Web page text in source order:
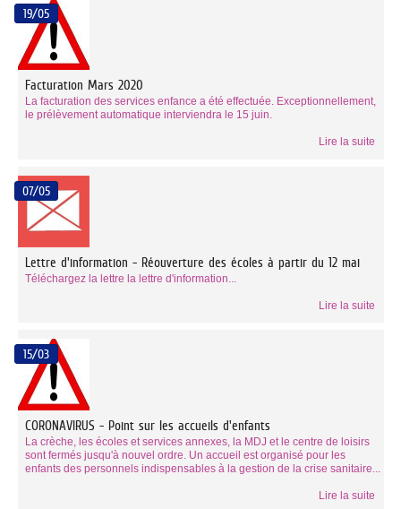
19/05
Facturation Mars 2020
La facturation des services enfance a été effectuée. Exceptionnellement,
le prélèvement automatique interviendra le 15 juin.
Lire la suite
07/05
Lettre d'information - Réouverture des écoles à partir du 12 mai
Téléchargez la lettre la lettre d'information...
Lire la suite
15/03
CORONAVIRUS - Point sur les accueils d'enfants
La crèche, les écoles et services annexes, la MDJ et le centre de loisirs
sont fermés jusqu'à nouvel ordre. Un accueil est organisé pour les
enfants des personnels indispensables à la gestion de la crise sanitaire...
Lire la suite